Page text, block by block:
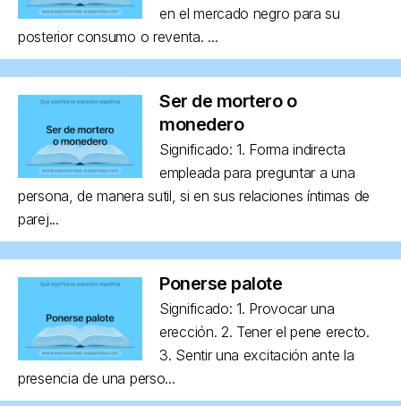
en el mercado negro para su
posterior consumo o reventa. ...
Ser de mortero o
monedero
Significado: 1. Forma indirecta
empleada para preguntar a una
persona, de manera sutil, si en sus relaciones íntimas de
parej...
Ponerse palote
Significado: 1. Provocar una
erección. 2. Tener el pene erecto.
3. Sentir una excitación ante la
presencia de una perso...